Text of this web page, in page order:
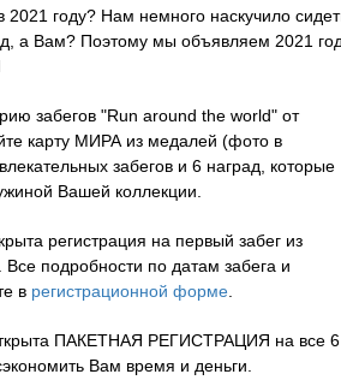
2021 году? Нам немного наскучило
а Вам? Поэтому мы объявляем 2021
забегов "Run around the world" от
карту МИРА из медалей (фото в
забегов и 6 наград, которые
Вашей коллекции.
регистрация на первый забег из
подробности по датам забега и
в регистрационной форме
ПАКЕТНАЯ РЕГИСТРАЦИЯ на все 6
Вам время и деньги.